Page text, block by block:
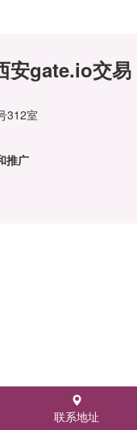
安gate.io交易
312室
推广
联系地址